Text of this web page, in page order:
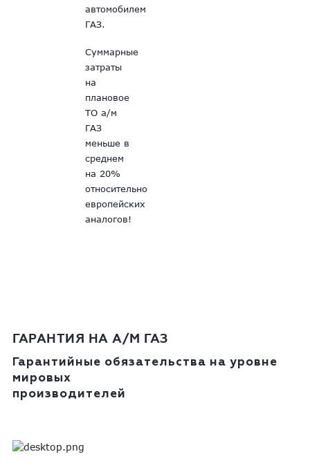
автомобилем
ГАЗ.
Суммарные
затраты
на
плановое
ТО а/м
ГАЗ
меньше в
среднем
на 20%
относительно
европейских
аналогов!
ГАРАНТИЯ НА А/М ГАЗ
Гарантийные обязательства на уровне
мировых
производителей